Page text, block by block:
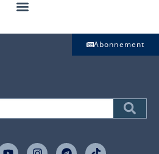
Abonnement